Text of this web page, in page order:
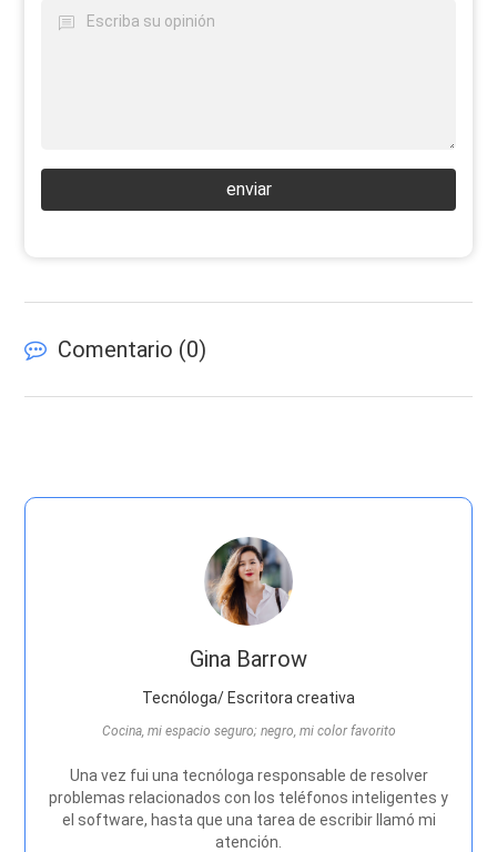
enviar
Comentario (0)
Gina Barrow
Tecnóloga/ Escritora creativa
Cocina, mi espacio seguro; negro, mi color favorito
Una vez fui una tecnóloga responsable de resolver
problemas relacionados con los teléfonos inteligentes y
el software, hasta que una tarea de escribir llamó mi
atención.